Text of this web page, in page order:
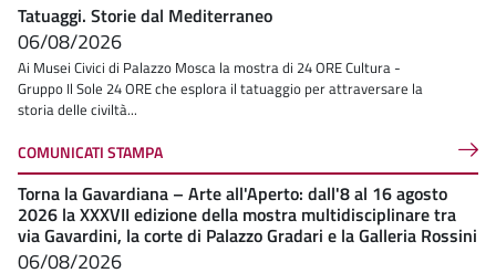
Tatuaggi. Storie dal Mediterraneo
06/08/2026
Ai Musei Civici di Palazzo Mosca la mostra di 24 ORE Cultura -
Gruppo Il Sole 24 ORE che esplora il tatuaggio per attraversare la
storia delle civiltà...
COMUNICATI STAMPA
Torna la Gavardiana – Arte all'Aperto: dall'8 al 16 agosto
2026 la XXXVII edizione della mostra multidisciplinare tra
via Gavardini, la corte di Palazzo Gradari e la Galleria Rossini
06/08/2026